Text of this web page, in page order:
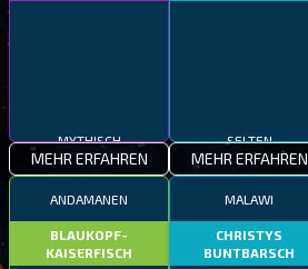
MEHR ERFAHREN MEHR ERFAHREN
ANDAMANEN
BLAUKOPF-
KAISERFISCH
MALAWI
CHRISTYS
BUNTBARSCH